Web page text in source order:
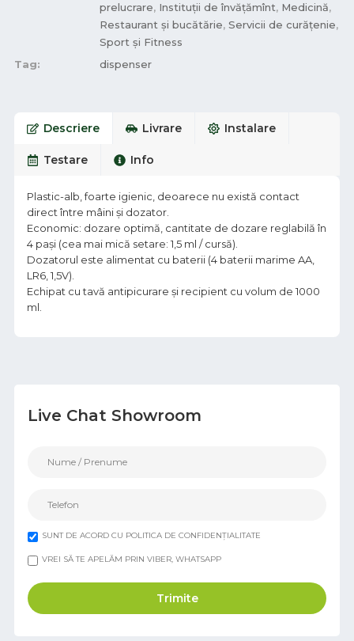
Live Chat Showroom
SUNT DE ACORD CU POLITICA DE CONFIDENȚIALITATE
VREI SĂ TE APELĂM PRIN VIBER, WHATSAPP
Trimite
prelucrare, Instituții de învățămînt, Medicină,
Restaurant și bucătărie, Servicii de curățenie,
Sport și Fitness
Tag:
dispenser
Descriere Livrare Instalare
Testare Info
Plastic-alb, foarte igienic, deoarece nu există contact
direct între mâini și dozator.
Economic: dozare optimă, cantitate de dozare reglabilă în
4 pași (cea mai mică setare: 1,5 ml / cursă).
Dozatorul este alimentat cu baterii (4 baterii marime AA,
LR6, 1,5V).
Echipat cu tavă antipicurare și recipient cu volum de 1000
ml.